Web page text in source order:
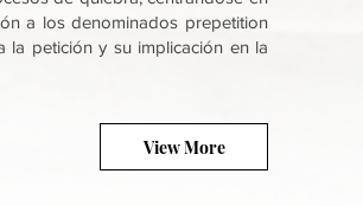
a los denominados prepetition
la petición y su implicación en la
View More